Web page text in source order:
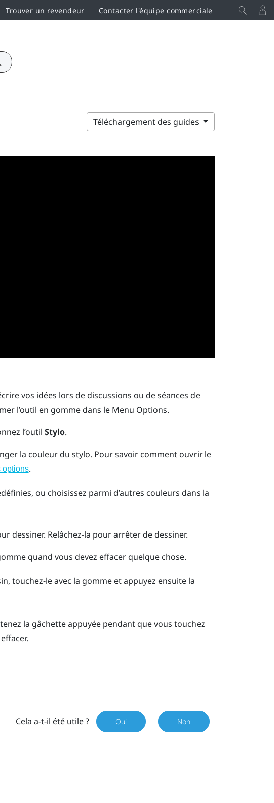
Trouver un revendeur Contacter l'équipe commerciale
Téléchargement des guides
vos idées lors de discussions ou de séances de
l’outil en gomme dans le Menu Options.
l’outil Stylo.
la couleur du stylo. Pour savoir comment ouvrir le
options.
ou choisissez parmi d’autres couleurs dans la
dessiner. Relâchez-la pour arrêter de dessiner.
quand vous devez effacer quelque chose.
touchez-le avec la gomme et appuyez ensuite la
la gâchetteappuyée pendant que vous touchez
Cela a-t-il été utile ? Oui Non